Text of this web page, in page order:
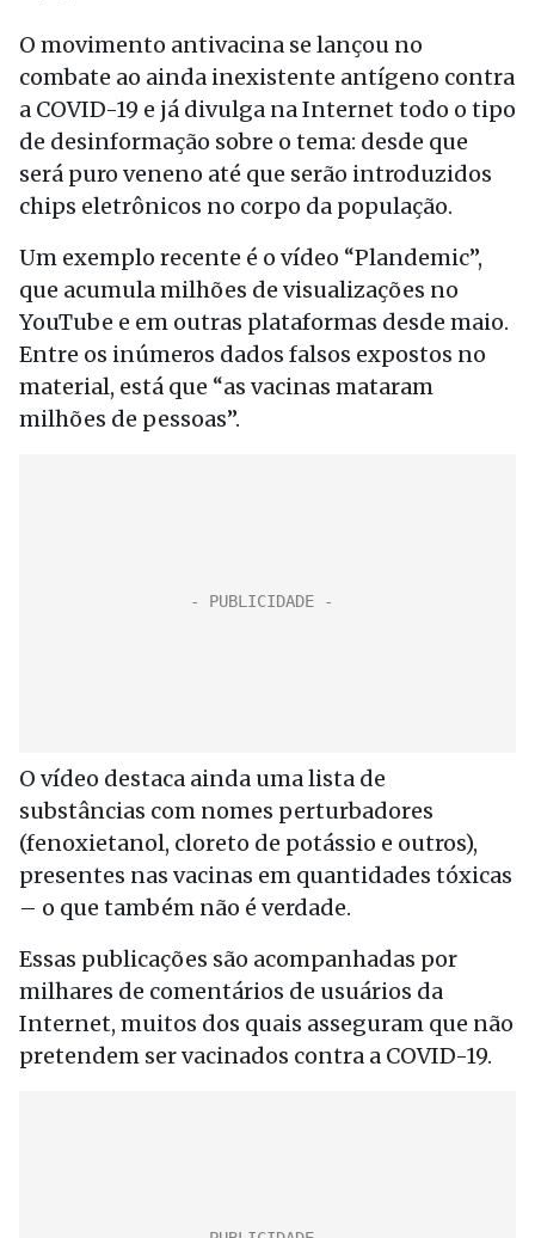
O movimento antivacina se lançou no
combate ao ainda inexistente antígeno contra
a COVID-19 e já divulga na Internet todo o tipo
de desinformação sobre o tema: desde que
será puro veneno até que serão introduzidos
chips eletrônicos no corpo da população.
Um exemplo recente é o vídeo “Plandemic”,
que acumula milhões de visualizações no
YouTube e em outras plataformas desde maio.
Entre os inúmeros dados falsos expostos no
material, está que “as vacinas mataram
milhões de pessoas”.
O vídeo destaca ainda uma lista de
substâncias com nomes perturbadores
(fenoxietanol, cloreto de potássio e outros),
presentes nas vacinas em quantidades tóxicas
– o que também não é verdade.
Essas publicações são acompanhadas por
milhares de comentários de usuários da
Internet, muitos dos quais asseguram que não
pretendem ser vacinados contra a COVID-19.